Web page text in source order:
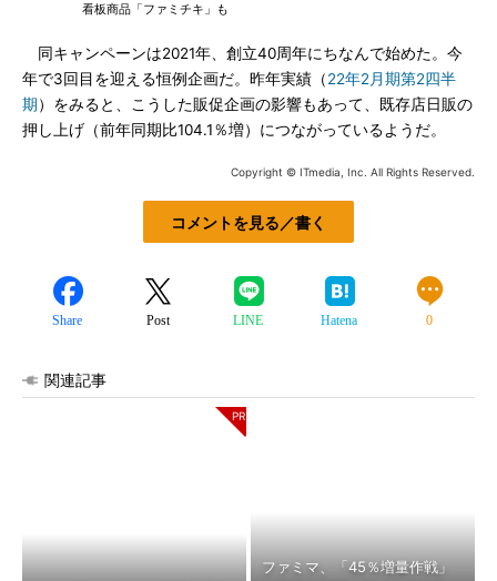
看板商品「ファミチキ」も
同キャンペーンは2021年、創立40周年にちなんで始めた。今
年で3回目を迎える恒例企画だ。昨年実績（22年2月期第2四半
期）をみると、こうした販促企画の影響もあって、既存店日販の
押し上げ（前年同期比104.1％増）につながっているようだ。
Copyright © ITmedia, Inc. All Rights Reserved.
コメントを見る／書く
Share Post LINE Hatena 0
関連記事
ファミマ、「45％増量作戦」